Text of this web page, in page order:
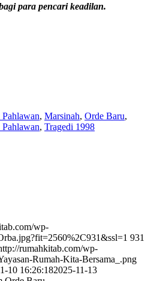
para pencari keadilan.
, Marsinah, Orde Baru,
, Tragedi 1998
wp-
931
rumahkitab.com/wp-
Rumah-Kita-Bersama_.png
10 16:26:182025-11-13